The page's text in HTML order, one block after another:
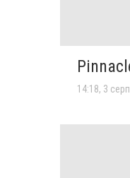
14:18, 3